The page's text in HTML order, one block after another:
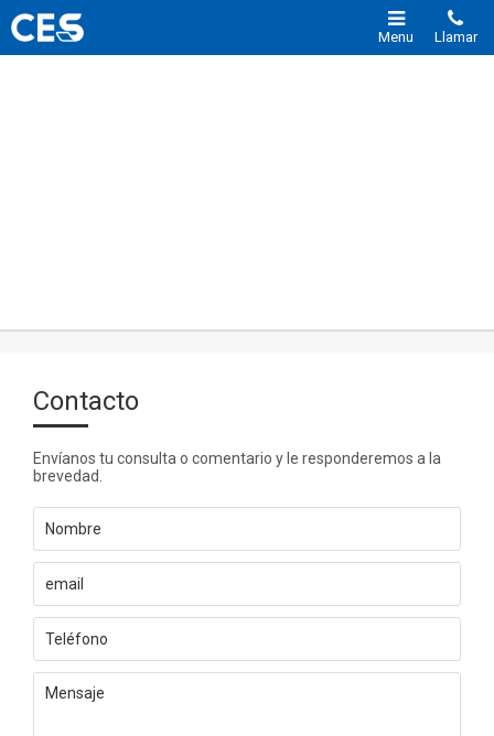
Menu Llamar
Contacto
Envíanos tu consulta o comentario y le responderemos a la
brevedad.